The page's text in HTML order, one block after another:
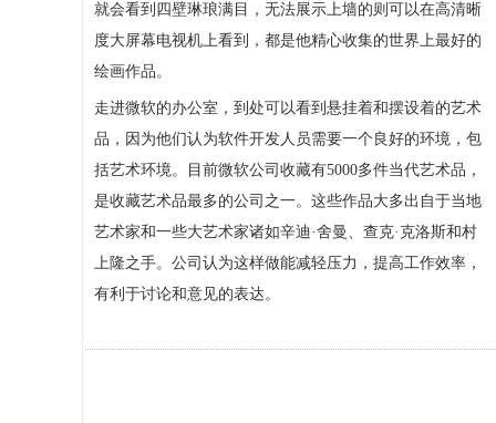
就会看到四壁琳琅满目，无法展示上墙的则可以在高清晰
度大屏幕电视机上看到，都是他精心收集的世界上最好的
绘画作品。
走进微软的办公室，到处可以看到悬挂着和摆设着的艺术
品，因为他们认为软件开发人员需要一个良好的环境，包
括艺术环境。目前微软公司收藏有5000多件当代艺术品，
是收藏艺术品最多的公司之一。这些作品大多出自于当地
艺术家和一些大艺术家诸如辛迪·舍曼、查克·克洛斯和村
上隆之手。公司认为这样做能减轻压力，提高工作效率，
有利于讨论和意见的表达。